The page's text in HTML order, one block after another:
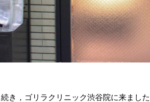
き，ゴリラクリニック渋谷院に来まし